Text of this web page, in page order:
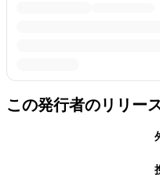
この発行者のリリー